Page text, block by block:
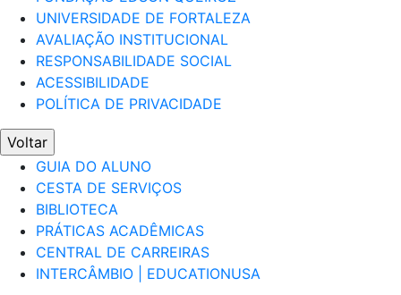
UNIVERSIDADE DE FORTALEZA
AVALIAÇÃO INSTITUCIONAL
RESPONSABILIDADE SOCIAL
ACESSIBILIDADE
POLÍTICA DE PRIVACIDADE
Voltar
GUIA DO ALUNO
CESTA DE SERVIÇOS
BIBLIOTECA
PRÁTICAS ACADÊMICAS
CENTRAL DE CARREIRAS
INTERCÂMBIO | EDUCATIONUSA